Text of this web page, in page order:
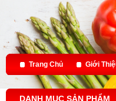
Trang Chủ Giới
DANH MỤC SẢN PHẨM